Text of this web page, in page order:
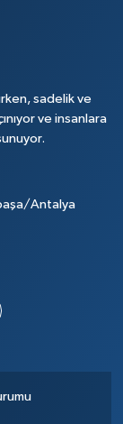
sadelik ve
ve insanlara
Antalya